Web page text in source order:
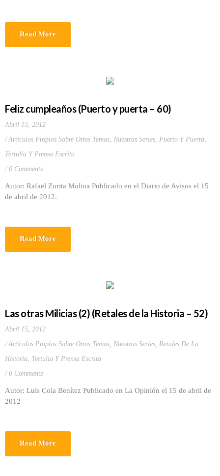
Read More
Feliz cumpleaños (Puerto y puerta – 60)
Abril 15, 2012
Artículos Propios Sobre Otros Temas, Nuestras Series, Puerto Y Puerta,
Tertulia Y Prensa Escrita
0 Comments
Autor: Rafael Zurita Molina Publicado en el Diario de Avisos el 15
de abril de 2012.
Read More
Las otras Milicias (2) (Retales de la Historia – 52)
Abril 15, 2012
Artículos Propios Sobre Otros Temas, Nuestras Series, Retales De La
Historia, Tertulia Y Prensa Escrita
0 Comments
Autor: Luis Cola Benítez Publicado en La Opinión el 15 de abril de
2012
Read More